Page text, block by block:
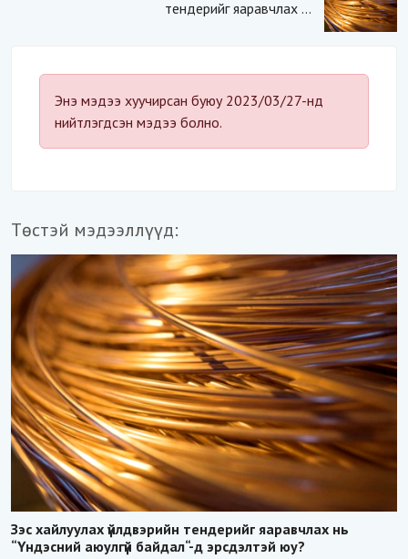
тендерийг яаравчлах нь
Энэ мэдээ хуучирсан буюу 2023/03/27-нд
нийтлэгдсэн мэдээ болно.
Төстэй мэдээллүүд:
Зэс хайлуулах үйлдвэрийн тендерийг яаравчлах нь
“Үндэсний аюулгүй байдал“-д эрсдэлтэй юу?